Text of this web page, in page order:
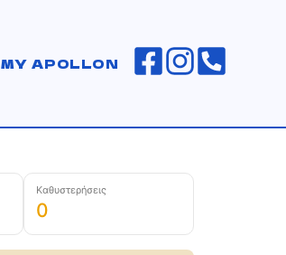
MY APOLLON
Καθυστερήσεις
0